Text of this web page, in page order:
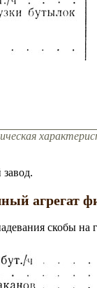
скобы